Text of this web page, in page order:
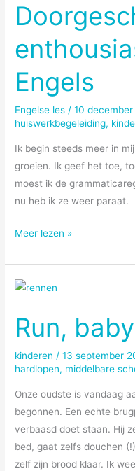
Engels
Engelse les /10
huiswerkbegeleiding,
Ik begin steeds meer in
groeien. Ik geef het toe,
moest ik de
nu heb ik ze weer paraat.
Doorgeschoten
voor
Engels
Meer lezen »
Run,
kinderen /13 september
hardlopen, middelbare
Onze oudste is vandaag
begonnen. Een echte
verbaasd doet staan. Hij
bed, gaat zelfs douchen
zelf zijn brood klaar. Ik